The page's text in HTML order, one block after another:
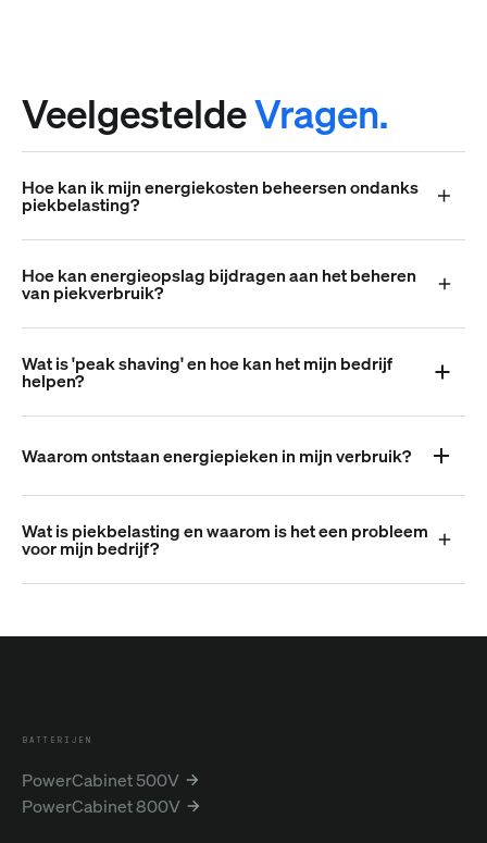
VeelgesteldeVragen.
Hoe kan ik mijn energiekosten beheersen ondanks
piekbelasting?
Hoe kan energieopslag bijdragen aan het beheren
van piekverbruik?
Wat is 'peak shaving' en hoe kan het mijn bedrijf
helpen?
Waarom ontstaan energiepieken in mijn verbruik?
Wat is piekbelasting en waarom is het een probleem
voor mijn bedrijf?
BATTERIJEN
PowerCabinet 500V
PowerCabinet 800V